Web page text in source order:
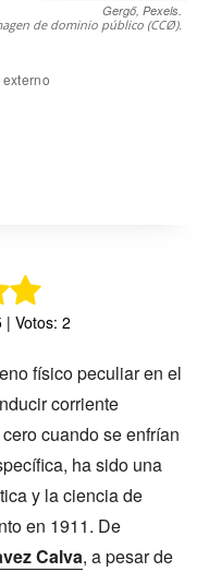
Gergő, Pexels.
de dominio público (CCØ).
| Votos: 2
físico peculiar en el
corriente
cuando se enfrían
ha sido una
y la ciencia de
en 1911. De
Calva, a pesar de